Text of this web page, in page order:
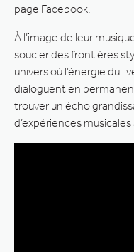
page Facebook.
À l’image de leur
soucier des frontières
univers où l’énergie du
dialoguent en
trouver un écho
d’expériences